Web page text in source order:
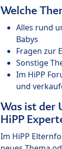
Welche
Alles rund
Babys
Fragen zur
Sonstige
Im HiPP
und
Was ist der
HiPP
Im HiPP